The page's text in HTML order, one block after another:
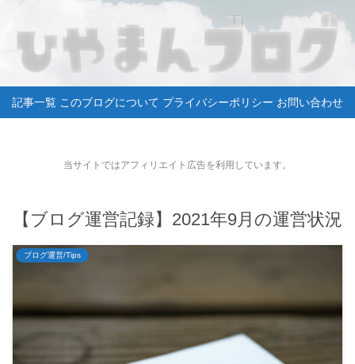
記事一覧 このブログについて プライバシーポリシー お問い合わせ
当サイトではアフィリエイト広告を利用しています。
【ブログ運営記録】2021年9月の運営状況
ブログ運営/Tips